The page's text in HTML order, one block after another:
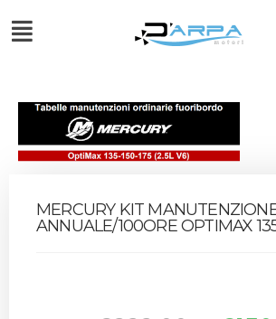
MERCURY KIT
ANNUALE/100ORE OPTIMAX